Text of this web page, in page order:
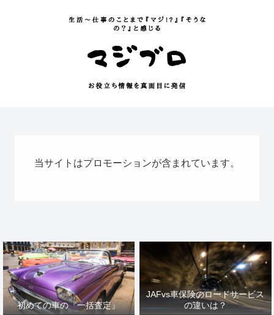
当サイトはプロモーションが含まれています。
初めての車の『一括査定』
JAFvs車保険のロードサービス
の違いは？